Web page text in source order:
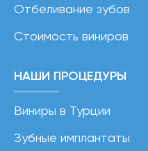
Отбеливание зубов
Стоимость виниров
НАШИ ПРОЦЕДУРЫ
Виниры в Турции
Зубные имплантаты